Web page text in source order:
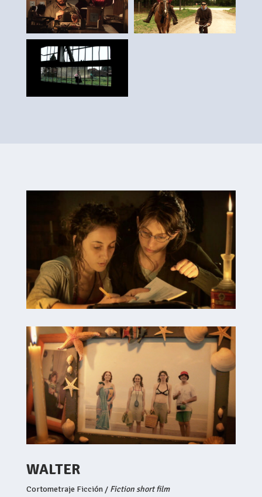
WALTER
Cortometraje Ficción / Fiction short film